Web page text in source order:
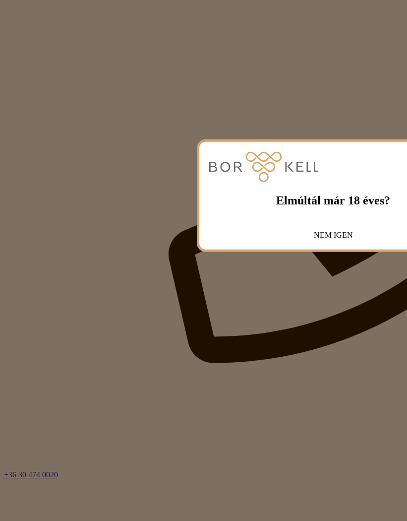
+36 30 474 0020
Elmúltál már 18 éves?
NEM IGEN